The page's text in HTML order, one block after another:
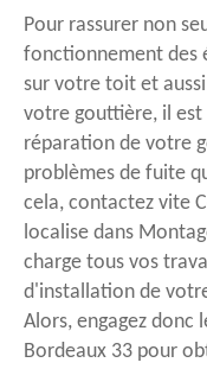
Pour rassurer non
fonctionnement des
sur votre toit et
votre gouttière, il
réparation de votre
problèmes de fuite
cela, contactez vite
localise dans
charge tous vos
d'installation de
Alors, engagez donc
Bordeaux 33 pour